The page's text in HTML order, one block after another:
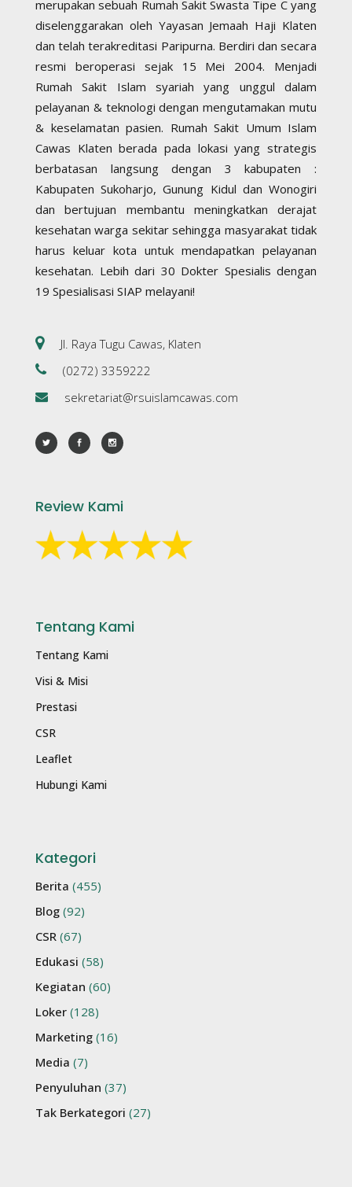
merupakan sebuah Rumah Sakit Swasta Tipe C yang
diselenggarakan oleh Yayasan Jemaah Haji Klaten
dan telah terakreditasi Paripurna. Berdiri dan secara
resmi beroperasi sejak 15 Mei 2004. Menjadi
Rumah Sakit Islam syariah yang unggul dalam
pelayanan & teknologi dengan mengutamakan mutu
& keselamatan pasien. Rumah Sakit Umum Islam
Cawas Klaten berada pada lokasi yang strategis
berbatasan langsung dengan 3 kabupaten :
Kabupaten Sukoharjo, Gunung Kidul dan Wonogiri
dan bertujuan membantu meningkatkan derajat
kesehatan warga sekitar sehingga masyarakat tidak
harus keluar kota untuk mendapatkan pelayanan
kesehatan. Lebih dari 30 Dokter Spesialis dengan
19 Spesialisasi SIAP melayani!
Jl. Raya Tugu Cawas, Klaten
(0272) 3359222
sekretariat@rsuislamcawas.com
Review Kami
Tentang Kami
Tentang Kami
Visi & Misi
Prestasi
CSR
Leaflet
Hubungi Kami
Kategori
Berita (455)
Blog (92)
CSR (67)
Edukasi (58)
Kegiatan (60)
Loker (128)
Marketing (16)
Media (7)
Penyuluhan (37)
Tak Berkategori (27)